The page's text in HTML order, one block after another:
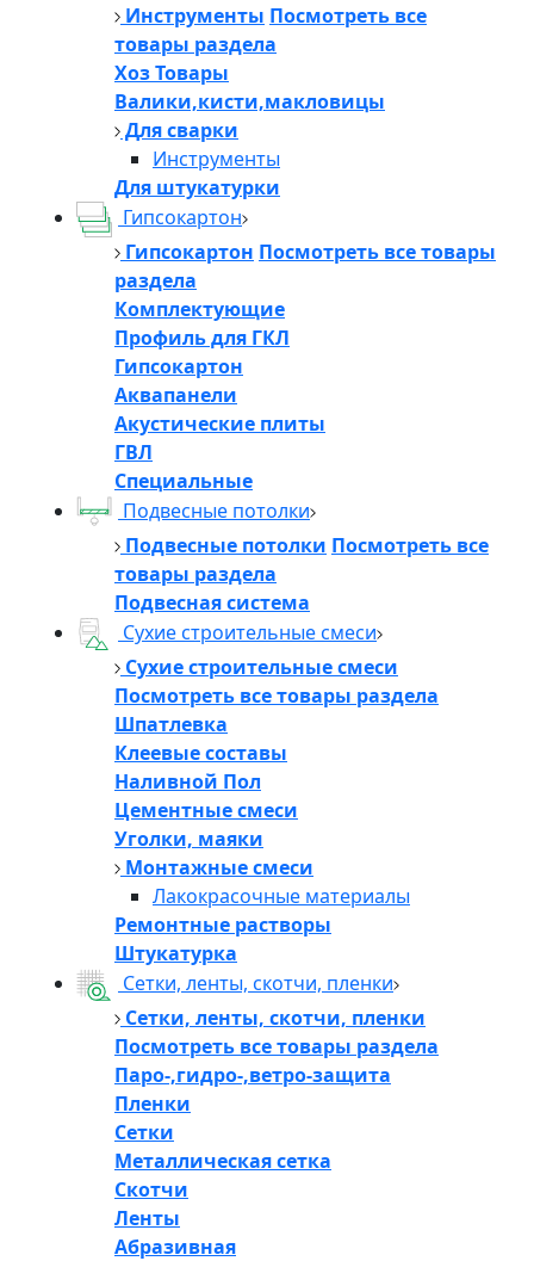
Инструменты Посмотреть все
товары раздела
Хоз Товары
Валики,кисти,макловицы
Для сварки
Инструменты
Для штукатурки
Гипсокартон
Гипсокартон Посмотреть все товары
раздела
Комплектующие
Профиль для ГКЛ
Гипсокартон
Аквапанели
Акустические плиты
ГВЛ
Специальные
Подвесные потолки
Подвесные потолки Посмотреть все
товары раздела
Подвесная система
Сухие строительные смеси
Сухие строительные смеси
Посмотреть все товары раздела
Шпатлевка
Клеевые составы
Наливной Пол
Цементные смеси
Уголки, маяки
Монтажные смеси
Лакокрасочные материалы
Ремонтные растворы
Штукатурка
Сетки, ленты, скотчи, пленки
Сетки, ленты, скотчи, пленки
Посмотреть все товары раздела
Паро-,гидро-,ветро-защита
Пленки
Сетки
Металлическая сетка
Скотчи
Ленты
Абразивная